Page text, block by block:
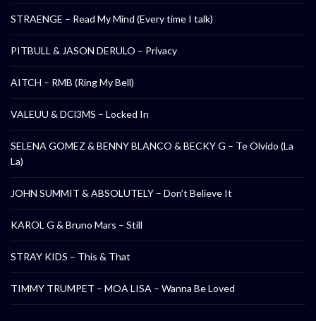
STRAENGE – Read My Mind (Every time I talk)
PITBULL & JASON DERULO – Privacy
AITCH – RMB (Ring My Bell)
VALEUU & DCl3MS – Locked In
SELENA GOMEZ & BENNY BLANCO & BECKY G – Te Olvido (La
La)
JOHN SUMMIT & ABSOLUTELY – Don’t Believe It
KAROL G & Bruno Mars – Still
STRAY KIDS – This & That
TIMMY TRUMPET – MOA LISA – Wanna Be Loved